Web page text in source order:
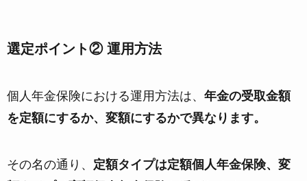
選定ポイント② 運用方法
個人年金保険における運用方法は、 年金の受取金額
を定額にするか、変額にするかで異なります。
その名の通り、 定額タイプは定額個人年金保険、変